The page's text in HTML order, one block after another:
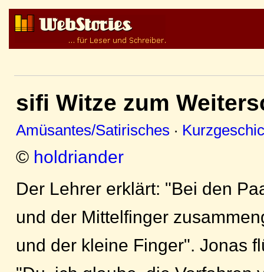
sifi Witze zum
Amüsantes/Satirisches ·
© holdriander
Der Lehrer erklärt: "Bei den
und der Mittelfinger
und der kleine Finger". Jonas